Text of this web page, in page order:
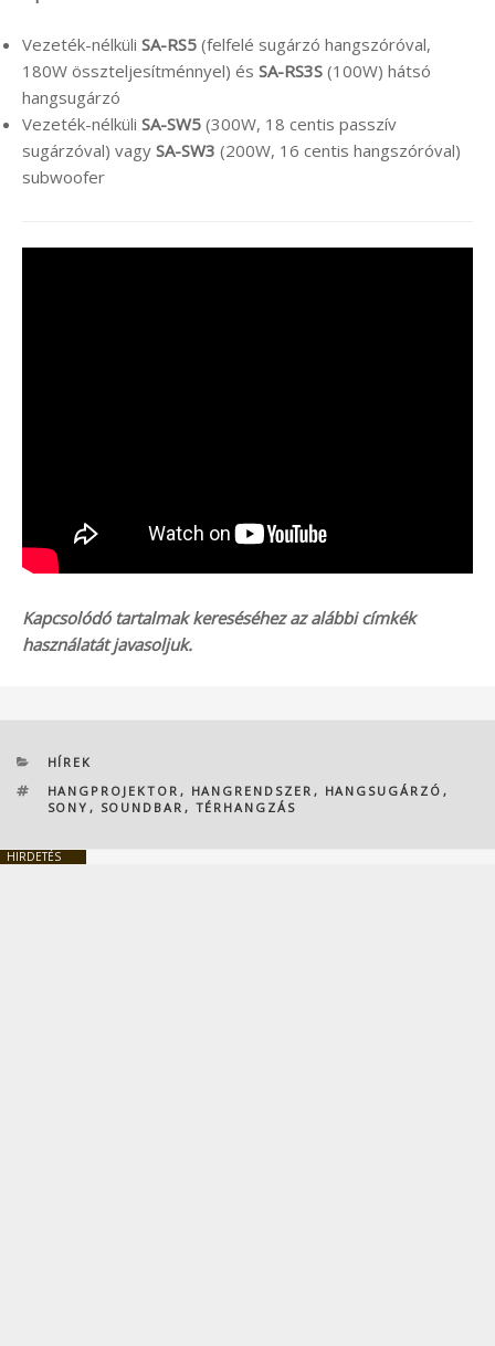
Vezeték-nélküli SA-RS5 (felfelé sugárzó hangszóróval,
180W összteljesítménnyel) és SA-RS3S (100W) hátsó
hangsugárzó
Vezeték-nélküli SA-SW5 (300W, 18 centis passzív
sugárzóval) vagy SA-SW3 (200W, 16 centis hangszóróval)
subwoofer
Kapcsolódó tartalmak kereséséhez az alábbi címkék
használatát javasoljuk.
KATEGÓRIÁK
HÍREK
CÍMKÉK
HANGPROJEKTOR , HANGRENDSZER , HANGSUGÁRZÓ ,
SONY , SOUNDBAR , TÉRHANGZÁS
HIRDETÉS